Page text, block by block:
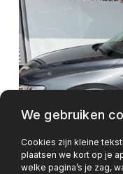
We gebruiken
Cookies zijn kleine
plaatsen we kort op je
welke pagina’s je zag,